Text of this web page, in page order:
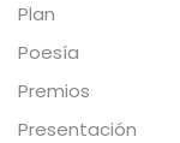
Plan
Poesía
Premios
Presentación